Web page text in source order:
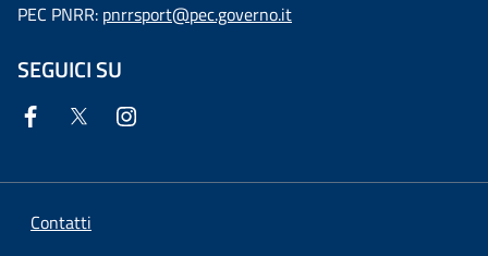
PEC PNRR: pnrrsport@pec.governo.it
SEGUICI SU
Contatti